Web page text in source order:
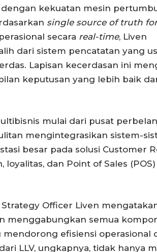
kekuatan mesin
single source of truth
secara real-time, Liven
dari sistem pencatatan yang
Lapisan kecerdasan ini
keputusan yang lebih baik
mulai dari pusat
mengintegrasikan sistem-
besar pada solusi Customer
loyalitas, dan Point of Sales (POS)
Officer Liven
menggabungkan semua
efisiensi operasional
LLV, ungkapnya, tidak hanya